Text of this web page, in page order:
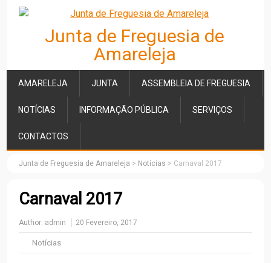
Junta de Freguesia de
Amareleja
AMARELEJA JUNTA ASSEMBLEIA DE FREGUESIA
NOTÍCIAS INFORMAÇÃO PÚBLICA SERVIÇOS
CONTACTOS
Junta de Freguesia de Amareleja > Notícias > Carnaval 2017
Carnaval 2017
Author: admin 20 Fevereiro, 2017
Notícias